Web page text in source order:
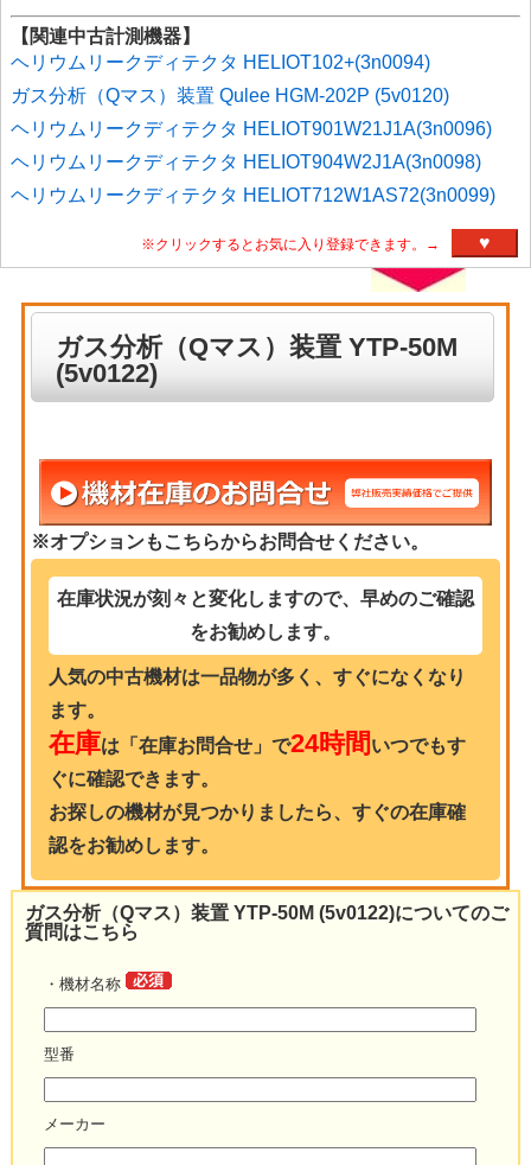
【関連中古計測機器】
ヘリウムリークディテクタ HELIOT102+(3n0094)
ガス分析（Qマス）装置 Qulee HGM-202P (5v0120)
ヘリウムリークディテクタ HELIOT901W21J1A(3n0096)
ヘリウムリークディテクタ HELIOT904W2J1A(3n0098)
ヘリウムリークディテクタ HELIOT712W1AS72(3n0099)
※クリックするとお気に入り登録できます。→ ♥
ガス分析（Qマス）装置 YTP-50M
(5v0122)
※オプションもこちらからお問合せください。
在庫状況が刻々と変化しますので、早めのご確認
をお勧めします。
人気の中古機材は一品物が多く、すぐになくなり
ます。
在庫は「在庫お問合せ」で24時間 いつでもす
ぐに確認できます。
お探しの機材が見つかりましたら、すぐの在庫確
認をお勧めします。
ガス分析（Qマス）装置 YTP-50M (5v0122)についてのご
質問はこちら
・機材名称
型番
メーカー